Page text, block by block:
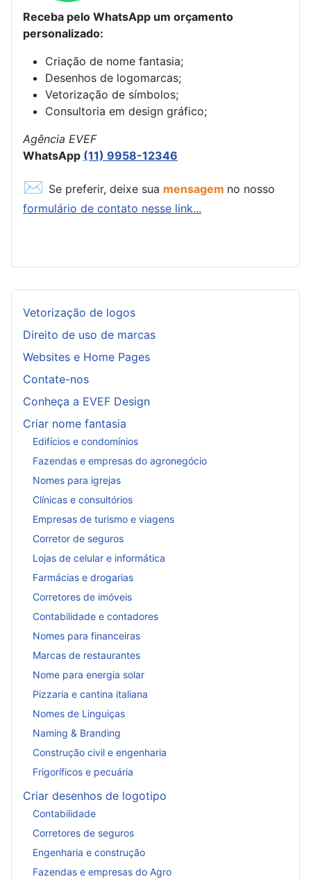
Vetorização de logos
Direito de uso de marcas
Websites e Home Pages
Contate-nos
Conheça a EVEF Design
Criar nome fantasia
Edifícios e condomínios
Fazendas e empresas do agronegócio
Nomes para igrejas
Clínicas e consultórios
Empresas de turismo e viagens
Corretor de seguros
Lojas de celular e informática
Farmácias e drogarias
Corretores de imóveis
Contabilidade e contadores
Nomes para financeiras
Marcas de restaurantes
Nome para energia solar
Pizzaria e cantina italiana
Nomes de Linguiças
Naming & Branding
Construção civil e engenharia
Frigoríficos e pecuária
Criar desenhos de logotipo
Contabilidade
Corretores de seguros
Engenharia e construção
Fazendas e empresas do Agro
Receba pelo WhatsApp um orçamento
personalizado:
Criação de nome fantasia;
Desenhos de logomarcas;
Vetorização de símbolos;
Consultoria em design gráfico;
Agência EVEF
WhatsApp (11) 9958-12346
✉ Se preferir, deixe sua mensagem no nosso
formulário de contato nesse link...